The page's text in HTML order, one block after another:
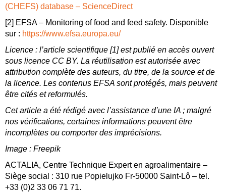
(CHEFS) database – ScienceDirect
[2] EFSA – Monitoring of food and feed safety. Disponible
sur : https://www.efsa.europa.eu/
Licence : l’article scientifique [1] est publié en accès ouvert
sous licence CC BY. La réutilisation est autorisée avec
attribution complète des auteurs, du titre, de la source et de
la licence. Les contenus EFSA sont protégés, mais peuvent
être cités et reformulés.
Cet article a été rédigé avec l’assistance d’une IA ; malgré
nos vérifications, certaines informations peuvent être
incomplètes ou comporter des imprécisions.
Image : Freepik
ACTALIA, Centre Technique Expert en agroalimentaire –
Siège social : 310 rue Popielujko Fr‑50000 Saint‑Lô – tel.
+33 (0)2 33 06 71 71.